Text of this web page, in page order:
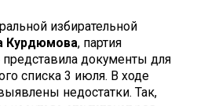
избирательной
Курдюмова, партия
документы для
списка 3 июля. В ходе
недостатки. Так,